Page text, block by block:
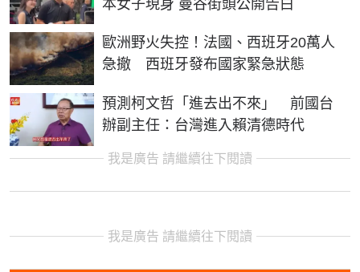
本女子現身 曼谷街頭公開告白
歐洲野火失控！法國、西班牙20萬人
急撤 西班牙發布國家緊急狀態
預測柯文哲「進去出不來」 前國台
辦副主任：台灣進入賴清德時代
我是廣告 請繼續往下閱讀
我是廣告 請繼續往下閱讀